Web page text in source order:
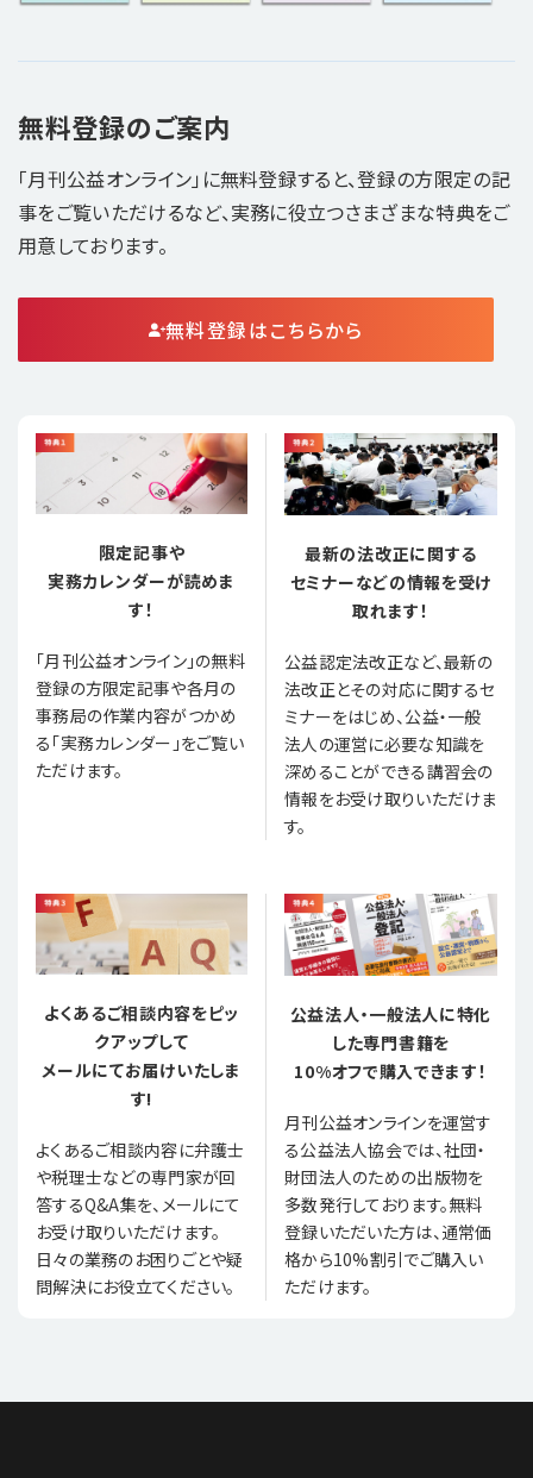
無料登録のご案内
「月刊公益オンライン」に無料登録すると、登録の方限定の記
事をご覧いただけるなど、実務に役立つさまざまな特典をご
用意しております。
無料登録はこちらから
限定記事や
実務カレンダーが読めま
す！
「月刊公益オンライン」の無料
登録の方限定記事や各月の
事務局の作業内容がつかめ
る「実務カレンダー」をご覧い
ただけます。
最新の法改正に関する
セミナーなどの情報を受け
取れます！
公益認定法改正など、最新の
法改正とその対応に関するセ
ミナーをはじめ、公益・一般
法人の運営に必要な知識を
深めることができる講習会の
情報をお受け取りいただけま
す。
よくあるご相談内容をピッ
クアップして
メールにてお届けいたしま
す!
よくあるご相談内容に弁護士
や税理士などの専門家が回
答するQ&A集を、メールにて
お受け取りいただけます。
日々の業務のお困りごとや疑
問解決にお役立てください。
公益法人・一般法人に特化
した専門書籍を
10%オフで購入できます！
月刊公益オンラインを運営す
る公益法人協会では、社団・
財団法人のための出版物を
多数発行しております。無料
登録いただいた方は、通常価
格から10%割引でご購入い
ただけます。